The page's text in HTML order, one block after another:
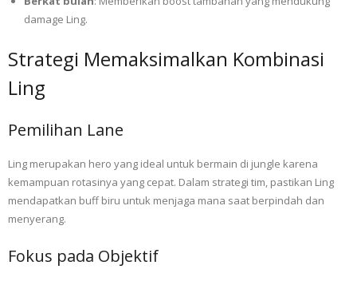
damage Ling.
Strategi Memaksimalkan Kombinasi
Ling
Pemilihan Lane
Ling merupakan hero yang ideal untuk bermain di jungle karena
kemampuan rotasinya yang cepat. Dalam strategi tim, pastikan Ling
mendapatkan buff biru untuk menjaga mana saat berpindah dan
menyerang.
Fokus pada Objektif